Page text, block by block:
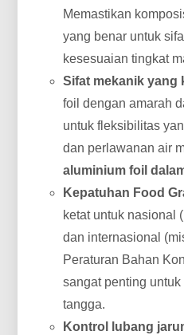
Memastikan
yang benar untuk
kesesuaian tingkat
Sifat mekanik yang
foil dengan amarah
untuk fleksibilitas
dan perlawanan air
aluminium foil
Kepatuhan Food
ketat untuk nasional
dan internasional
Peraturan Bahan
sangat penting
tangga.
Kontrol lubang